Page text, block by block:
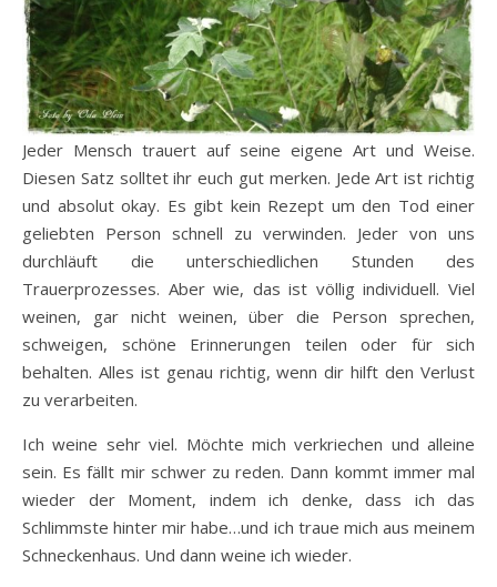
Jeder Mensch trauert auf seine eigene Art und Weise.
Diesen Satz solltet ihr euch gut merken. Jede Art ist richtig
und absolut okay. Es gibt kein Rezept um den Tod einer
geliebten Person schnell zu verwinden. Jeder von uns
durchläuft die unterschiedlichen Stunden des
Trauerprozesses. Aber wie, das ist völlig individuell. Viel
weinen, gar nicht weinen, über die Person sprechen,
schweigen, schöne Erinnerungen teilen oder für sich
behalten. Alles ist genau richtig, wenn dir hilft den Verlust
zu verarbeiten.
Ich weine sehr viel. Möchte mich verkriechen und alleine
sein. Es fällt mir schwer zu reden. Dann kommt immer mal
wieder der Moment, indem ich denke, dass ich das
Schlimmste hinter mir habe…und ich traue mich aus meinem
Schneckenhaus. Und dann weine ich wieder.